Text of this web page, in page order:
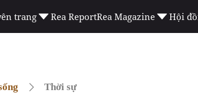
trang Rea ReportRea Magazine Hội
Thời sự